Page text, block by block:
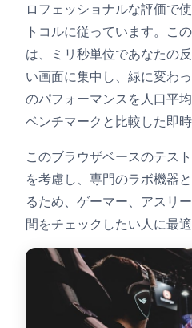
オブジェクトトラッ
Hand-Eye
FPS Reaction
ランキング
記事
ダッシュボード
ロフェッショナルな評価で
トコルに従っています。こ
は、ミリ秒単位であなたの
い画面に集中し、緑に変わ
のパフォーマンスを人口平
ベンチマークと比較した即
このブラウザベースのテス
を考慮し、専門のラボ機器
るため、ゲーマー、アスリ
間をチェックしたい人に最適